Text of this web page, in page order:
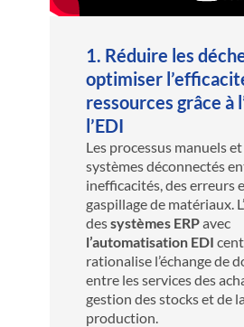
1. Réduire les
optimiser
ressources grâce à
l’EDI
Les processus manuels
systèmes déconnectés
inefficacités, des erreurs
gaspillage de matériaux.
dessystèmes ERPavec
l’automatisation EDI
rationalise l’échange de
entre les services des
gestion des stocks et de la
production.